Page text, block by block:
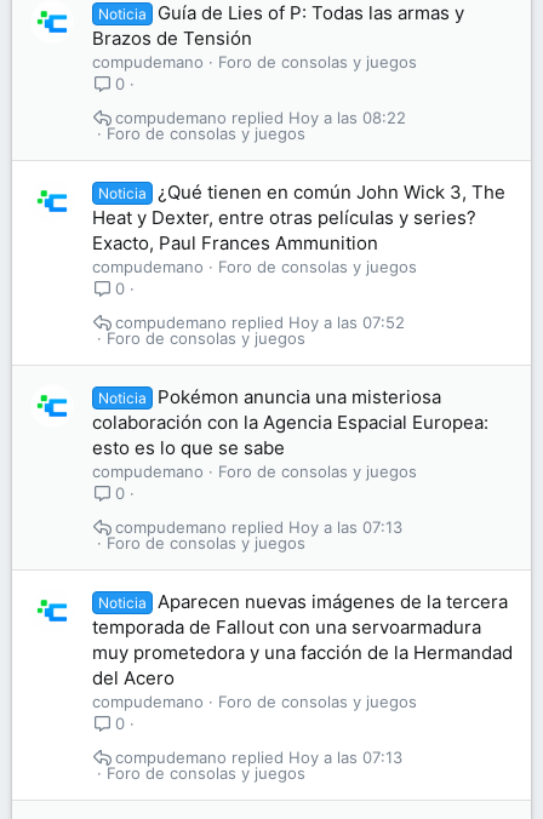
Noticia
Guía de Lies of P: Todas las armas y
Brazos de Tensión
compudemano
Foro de consolas y juegos
0
Foro de consolas y juegos
Hoy a las 08:22
compudemano
Noticia
¿Qué tienen en común John Wick 3, The
Heat y Dexter, entre otras películas y series?
Exacto, Paul Frances Ammunition
compudemano
Foro de consolas y juegos
0
Foro de consolas y juegos
Hoy a las 07:52
compudemano
Noticia
Pokémon anuncia una misteriosa
colaboración con la Agencia Espacial Europea:
esto es lo que se sabe
compudemano
Foro de consolas y juegos
0
Foro de consolas y juegos
Hoy a las 07:13
compudemano
Noticia
Aparecen nuevas imágenes de la tercera
temporada de Fallout con una servoarmadura
muy prometedora y una facción de la Hermandad
del Acero
compudemano
Foro de consolas y juegos
0
Foro de consolas y juegos
Hoy a las 07:13
compudemano